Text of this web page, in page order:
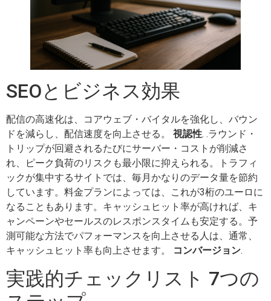
SEOとビジネス効果
配信の高速化は、コアウェブ・バイタルを強化し、バウン
ドを減らし、配信速度を向上させる。 視認性. .ラウンド・
トリップが回避されるたびにサーバー・コストが削減さ
れ、ピーク負荷のリスクも最小限に抑えられる。トラフィ
ックが集中するサイトでは、毎月かなりのデータ量を節約
しています。料金プランによっては、これが3桁のユーロに
なることもあります。キャッシュヒット率が高ければ、キ
ャンペーンやセールスのレスポンスタイムも安定する。予
測可能な方法でパフォーマンスを向上させる人は、通常、
キャッシュヒット率も向上させます。
コンバージョン.
実践的チェックリスト 7つの